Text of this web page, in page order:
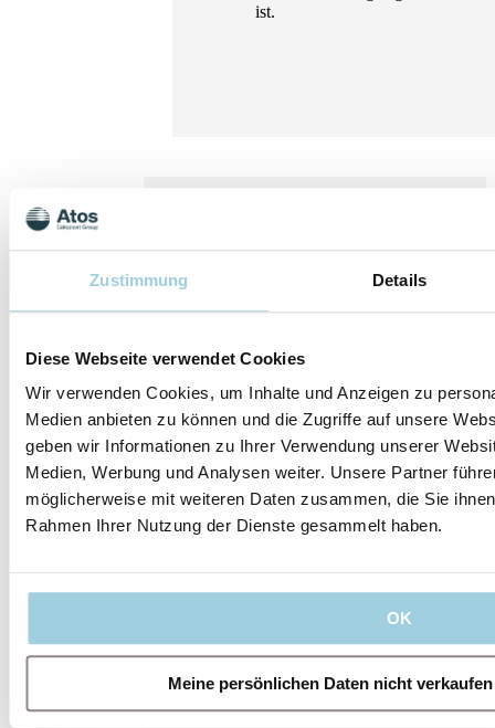
Zustimmung Details
Diese Webseite verwendet Cookies
Wir verwenden Cookies, um Inhalte und Anzeigen zu
Medien anbieten zu können und die Zugriffe auf unsere
geben wir Informationen zu Ihrer Verwendung unserer
Medien, Werbung und Analysen weiter. Unsere Partner
möglicherweise mit weiteren Daten zusammen, die Sie
Rahmen Ihrer Nutzung der Dienste gesammelt haben.
OK
Meine persönlichen Daten nicht
ist.
Hilgers FJ, van den
effectiveness of heat and
moisture exchangers
compared to usual care
rehabilitation after total
laryngectomy in Poland.
Eur Arch
Otorhinolaryngol.
Lorenz KJ. Pulmonary
edition – Bremen: UNI-
MED Verlag AG; 2013
86 p.